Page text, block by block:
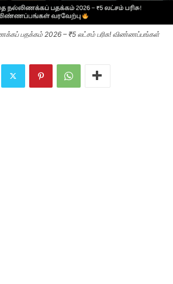
பதக்கம் 2026 – ₹5 லட்சம் பரிசு! விண்ணப்பங்கள்